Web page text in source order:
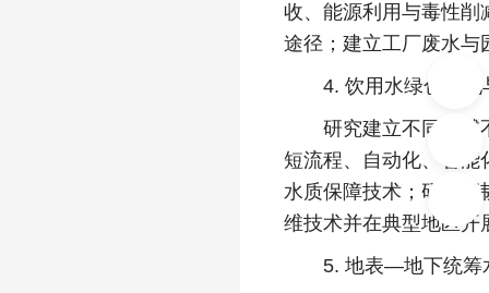
收、能源利用与毒性削
途径；建立工厂废水与
4. 饮用水绿色净化
研究建立不同流域不
短流程、自动化、智能
水质保障技术；研究高
维技术并在典型地区开
5. 地表—地下统筹水